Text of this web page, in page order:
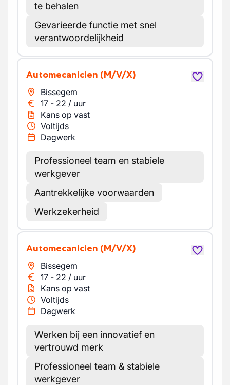
te behalen
Gevarieerde functie met snel
verantwoordelijkheid
Automecanicien (M/V/X)
Bissegem
17 - 22 / uur
Kans op vast
Voltijds
Dagwerk
Professioneel team en stabiele
werkgever
Aantrekkelijke voorwaarden
Werkzekerheid
Automecanicien (M/V/X)
Bissegem
17 - 22 / uur
Kans op vast
Voltijds
Dagwerk
Werken bij een innovatief en
vertrouwd merk
Professioneel team & stabiele
werkgever